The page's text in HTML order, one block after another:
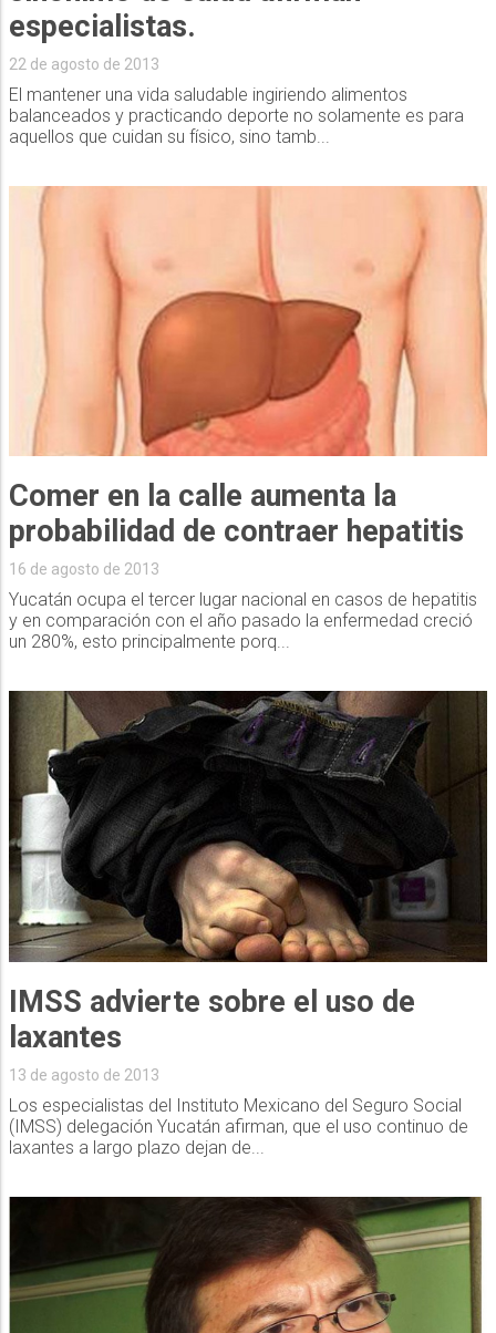
especialistas.
22 de agosto de 2013
El mantener una vida saludable ingiriendo alimentos
balanceados y practicando deporte no solamente es para
aquellos que cuidan su físico, sino tamb...
Comer en la calle aumenta la
probabilidad de contraer hepatitis
16 de agosto de 2013
Yucatán ocupa el tercer lugar nacional en casos de hepatitis
y en comparación con el año pasado la enfermedad creció
un 280%, esto principalmente porq...
IMSS advierte sobre el uso de
laxantes
13 de agosto de 2013
Los especialistas del Instituto Mexicano del Seguro Social
(IMSS) delegación Yucatán afirman, que el uso continuo de
laxantes a largo plazo dejan de...